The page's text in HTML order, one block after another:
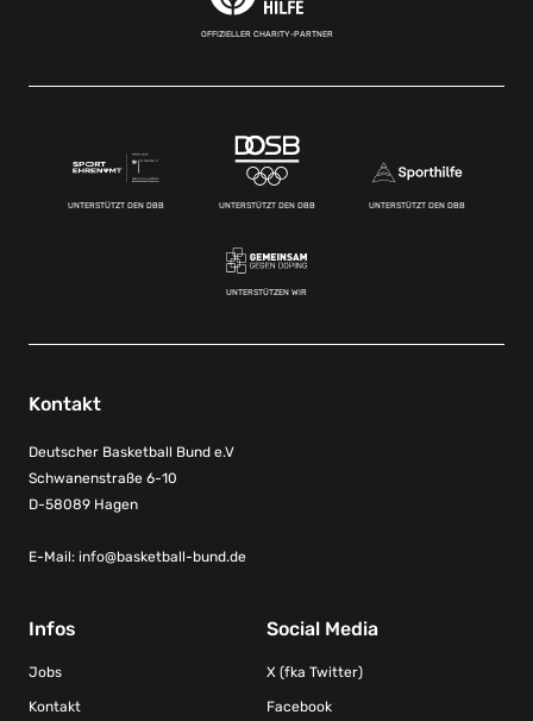
OFFIZIELLER CHARITY-PARTNER
UNTERSTÜTZT DEN DBB UNTERSTÜTZT DEN DBB UNTERSTÜTZT DEN DBB
UNTERSTÜTZEN WIR
Kontakt
Deutscher Basketball Bund e.V
Schwanenstraße 6-10
D-58089 Hagen
E-Mail: info@basketball-bund.de
Infos
Jobs
Kontakt
Social Media
X (fka Twitter)
Facebook